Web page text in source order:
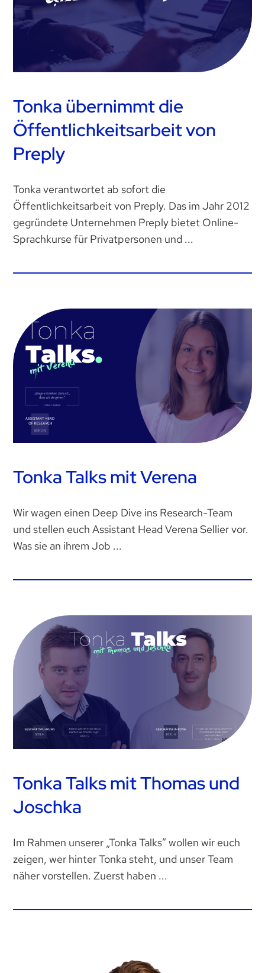
Tonka übernimmt die
Öffentlichkeitsarbeit von
Preply
Tonka verantwortet ab sofort die
Öffentlichkeitsarbeit von Preply. Das im Jahr 2012
gegründete Unternehmen Preply bietet Online-
Sprachkurse für Privatpersonen und ...
Tonka Talks mit Verena
Wir wagen einen Deep Dive ins Research-Team
und stellen euch Assistant Head Verena Sellier vor.
Was sie an ihrem Job ...
Tonka Talks mit Thomas und
Joschka
Im Rahmen unserer „Tonka Talks” wollen wir euch
zeigen, wer hinter Tonka steht, und unser Team
näher vorstellen. Zuerst haben ...